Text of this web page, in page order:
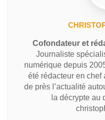
Cofondateur et
Journaliste
numérique depuis
été rédacteur en chef
de près l’actualité
la décrypte au